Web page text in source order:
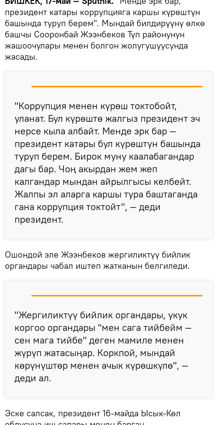
президент катары коррупцияга каршы күрөштүн
башында туруп берем". Мындай билдирүүнү өлкө
башчы Сооронбай Жээнбеков Түп районунун
жашоочулары менен болгон жолугушуусунда
жасады.
"Коррупция менен күрөш токтобойт,
уланат. Бул күрөштө жалгыз президент эч
нерсе кыла албайт. Менде эрк бар —
президент катары бул күрөштүн башында
туруп берем. Бирок муну каалабагандар
дагы бар. Чоң акырдан жем жеп
калгандар мындан айрылгысы келбейт.
Жалпы эл аларга каршы тура баштаганда
гана коррупция токтойт", — деди
президент.
Ошондой эле Жээнбеков жергиликтүү бийлик
органдары чабал иштеп жатканын белгиледи.
"Жергиликтүү бийлик органдары, укук
коргоо органдары "мен сага тийбейм —
сен мага тийбе" деген мамиле менен
жүрүп жатасыңар. Коркпой, мындай
көрүнүштөр менен ачык күрөшкүлө", —
деди ал.
Эске салсак, президент 16-майда Ысык-Көл